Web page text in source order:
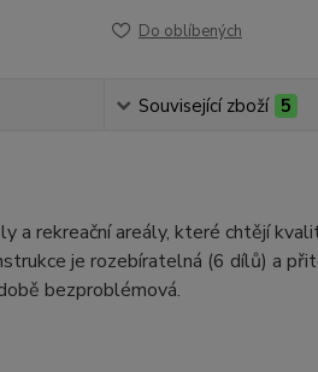
Do oblíbených
Související zboží 5
a rekreační areály, které chtějí
je rozebíratelná (6 dílů) a
bezproblémová.